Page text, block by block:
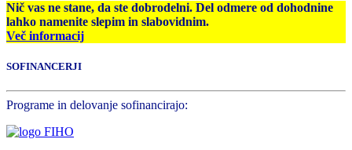
Nič vas ne stane, da ste dobrodelni. Del odmere od dohodnine
lahko namenite slepim in slabovidnim.
Več informacij
SOFINANCERJI
Programe in delovanje sofinancirajo: